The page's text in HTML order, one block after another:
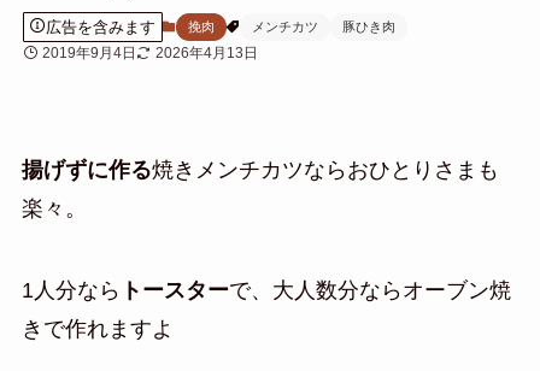
広告を含みます 挽肉 メンチカツ 豚ひき肉
2019年9月4日 2026年4月13日
揚げずに作る焼きメンチカツならおひとりさまも
楽々。
1人分なら トースターで、大人数分ならオーブン焼
きで作れますよ